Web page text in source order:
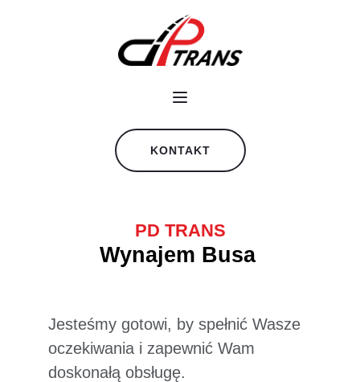
KONTAKT
PD TRANS
Wynajem Busa
Jesteśmy gotowi, by spełnić Wasze
oczekiwania i zapewnić Wam
doskonałą obsługę.